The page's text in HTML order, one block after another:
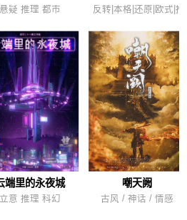
悬疑 推理 都市 反转|本格|还原|欧式|推
端里的永夜城
立意 推理 科幻
嘲天阙
古风 / 神话 / 情感